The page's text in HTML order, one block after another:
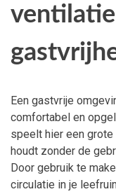
Een gastvrije
comfortabel en
speelt hier een grote
houdt zonder de
Door gebruik te
circulatie in je